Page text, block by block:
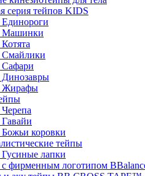
серия тейпов KIDS
Машинки
Жирафы
коровки
тейпы
лапки
фирменным логотипом